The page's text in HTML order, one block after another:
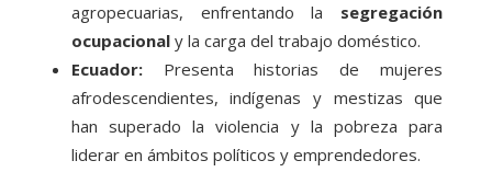
agropecuarias, enfrentando la segregación
ocupacionaly la carga del trabajo doméstico.
Ecuador:Presenta historias de mujeres
afrodescendientes, indígenas y mestizas que
han superado la violencia y la pobreza para
liderar en ámbitos políticos y emprendedores.